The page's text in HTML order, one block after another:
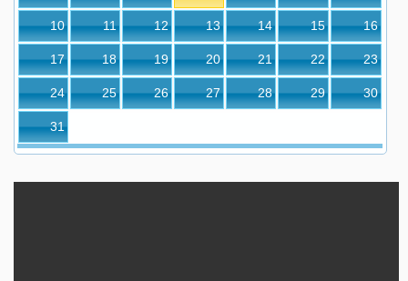
10 11 12 13 14 15 16
17 18 19 20 21 22 23
24 25 26 27 28 29 30
31